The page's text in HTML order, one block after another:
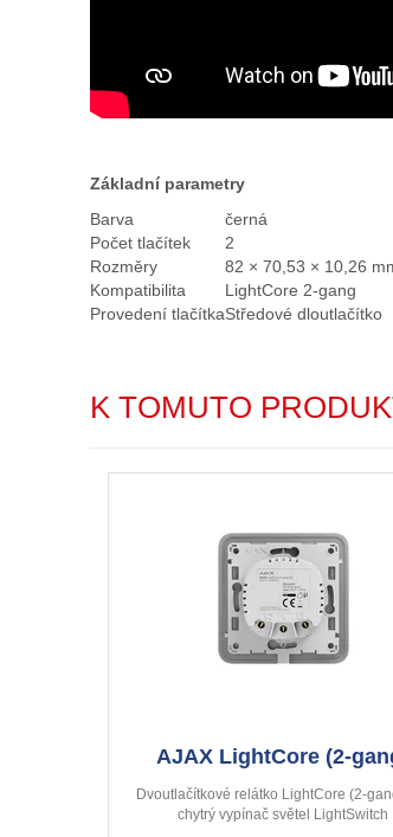
Základní parametry
Barva
černá
Počet tlačítek
2
Rozměry
82 × 70,53 × 10,26
Kompatibilita
LightCore 2-gang
Provedení tlačítkaStředové dloutlačítko
K TOMUTO
AJAX LightCore (2-
Dvoutlačítkové relátko LightCore (2-
chytrý vypínač světel LightSwitch